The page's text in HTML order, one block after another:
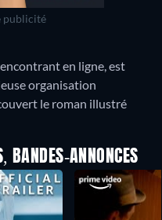
publicité
en ligne, est
organisation
le roman illustré
BANDES-ANNONCES